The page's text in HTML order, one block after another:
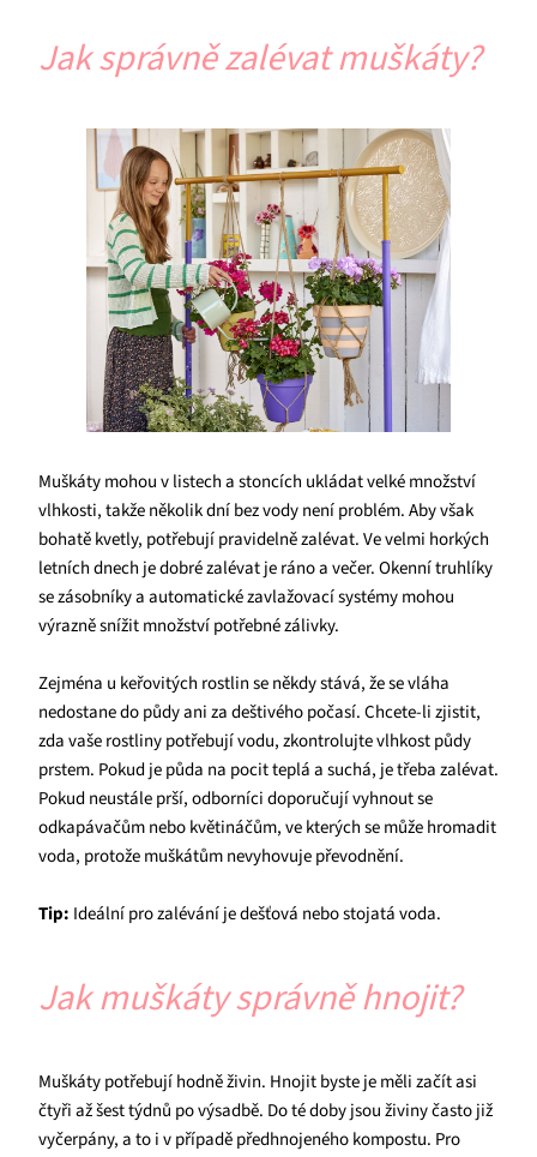
Jak správně zalévat muškáty?
Muškáty mohou v listech a stoncích ukládat velké množství
vlhkosti, takže několik dní bez vody není problém. Aby však
bohatě kvetly, potřebují pravidelně zalévat. Ve velmi horkých
letních dnech je dobré zalévat je ráno a večer. Okenní truhlíky
se zásobníky a automatické zavlažovací systémy mohou
výrazně snížit množství potřebné zálivky.
Zejména u keřovitých rostlin se někdy stává, že se vláha
nedostane do půdy ani za deštivého počasí. Chcete-li zjistit,
zda vaše rostliny potřebují vodu, zkontrolujte vlhkost půdy
prstem. Pokud je půda na pocit teplá a suchá, je třeba zalévat.
Pokud neustále prší, odborníci doporučují vyhnout se
odkapávačům nebo květináčům, ve kterých se může hromadit
voda, protože muškátům nevyhovuje převodnění.
Tip: Ideální pro zalévání je dešťová nebo stojatá voda.
Jak muškáty správně hnojit?
Muškáty potřebují hodně živin. Hnojit byste je měli začít asi
čtyři až šest týdnů po výsadbě. Do té doby jsou živiny často již
vyčerpány, a to i v případě předhnojeného kompostu. Pro